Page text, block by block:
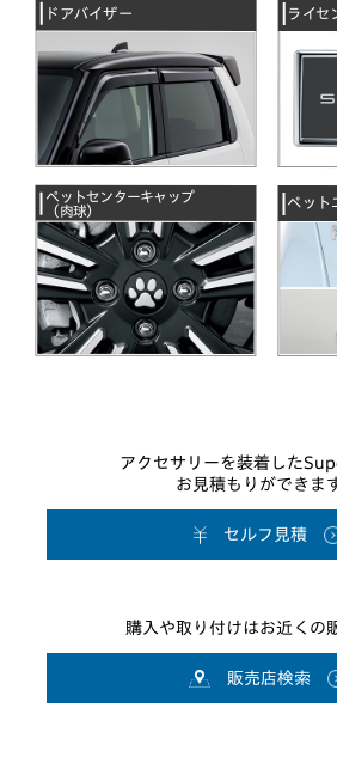
ドアバイザー ライセ
ペットセンターキャップ
（肉球） ペット
アクセサリーを装着した
お見積もりができま
セルフ見積
購入や取り付けはお近くの
販売店検索